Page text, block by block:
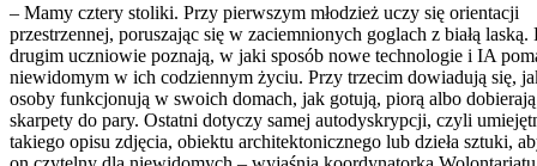
– Mamy cztery stoliki. Przy pierwszym młodzież uczy się orientacji
przestrzennej, poruszając się w zaciemnionych goglach z białą laską.
drugim uczniowie poznają, w jaki sposób nowe technologie i IA
niewidomym w ich codziennym życiu. Przy trzecim dowiadują się,
osoby funkcjonują w swoich domach, jak gotują, piorą albo dobierają
skarpety do pary. Ostatni dotyczy samej autodyskrypcji, czyli
takiego opisu zdjęcia, obiektu architektonicznego lub dzieła sztuki,